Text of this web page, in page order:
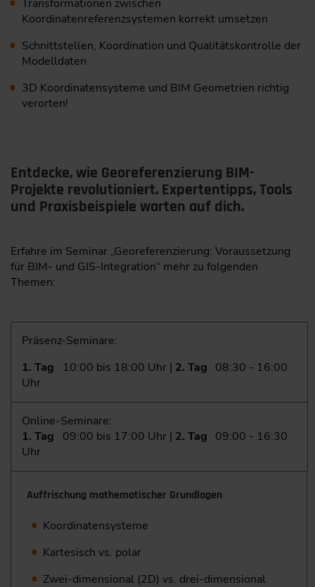
Transformationen zwischen
Koordinatenreferenzsystemen korrekt umsetzen
Schnittstellen, Koordination und Qualitätskontrolle der
Modelldaten
3D Koordinatensysteme und BIM Geometrien richtig
verorten!
Entdecke, wie Georeferenzierung BIM-
Projekte revolutioniert. Expertentipps, Tools
und Praxisbeispiele warten auf dich.
Erfahre im Seminar „Georeferenzierung: Voraussetzung
für BIM- und GIS-Integration“ mehr zu folgenden
Themen:
Präsenz-Seminare:
1. Tag
10:00 bis 18:00 Uhr | 2. Tag 08:30 - 16:00
Uhr
Online-Seminare:
1. Tag
09:00 bis 17:00 Uhr | 2. Tag 09:00 - 16:30
Uhr
Auffrischung mathematischer Grundlagen
Koordinatensysteme
Kartesisch vs. polar
Zwei-dimensional (2D) vs. drei-dimensional